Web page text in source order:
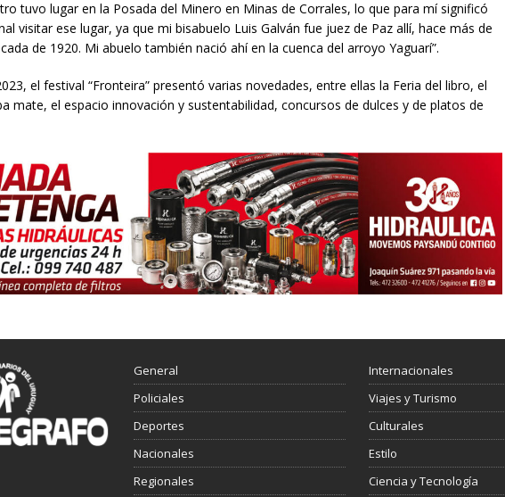
tuvo lugar en la Posada del Minero en Minas de Corrales, lo que para mí significó
visitar ese lugar, ya que mi bisabuelo Luis Galván fue juez de Paz allí, hace más de
de 1920. Mi abuelo también nació ahí en la cuenca del arroyo Yaguarí”.
el festival “Fronteira” presentó varias novedades, entre ellas la Feria del libro, el
mate, el espacio innovación y sustentabilidad, concursos de dulces y de platos de
General
Policiales
Deportes
Nacionales
Regionales
Internacionales
Viajes y Turismo
Culturales
Estilo
Ciencia y Tecnología